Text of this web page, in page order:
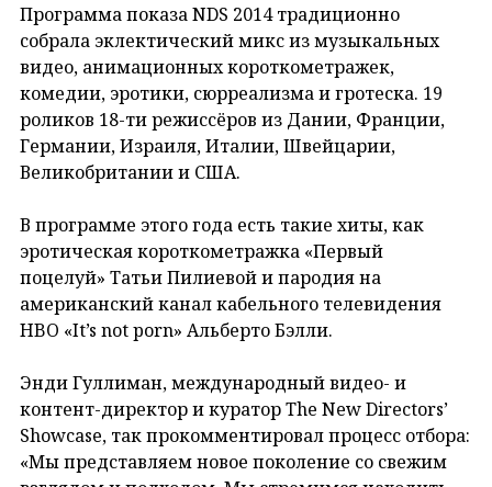
Программа показа NDS 2014 традиционно
собрала эклектический микс из музыкальных
видео, анимационных короткометражек,
комедии, эротики, сюрреализма и гротеска. 19
роликов 18-ти режиссёров из Дании, Франции,
Германии, Израиля, Италии, Швейцарии,
Великобритании и США.
В программе этого года есть такие хиты, как
эротическая короткометражка «Первый
поцелуй» Татьи Пилиевой и пародия на
американский канал кабельного телевидения
HBO «It’s not porn» Альберто Бэлли.
Энди Гуллиман, международный видео- и
контент-директор и куратор The New Directors’
Showcase, так прокомментировал процесс отбора:
«Мы представляем новое поколение со свежим